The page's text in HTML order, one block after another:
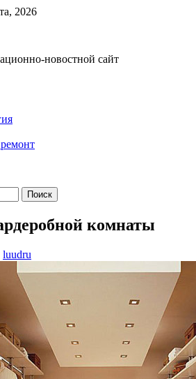
2026
новостной сайт
комнаты
luudru